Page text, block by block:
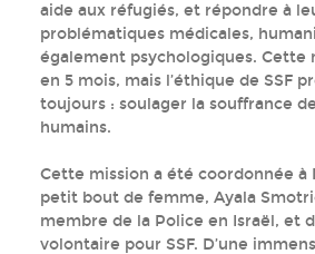
aide aux réfugiés, et répondre à
problématiques médicales,
également psychologiques. Cette
en 5 mois, mais l’éthique de SSF
toujours : soulager la souffrance
humains.
Cette mission a été coordonnée à
petit bout de femme, Ayala
membre de la Police en Israël, et
volontaire pour SSF. D’une